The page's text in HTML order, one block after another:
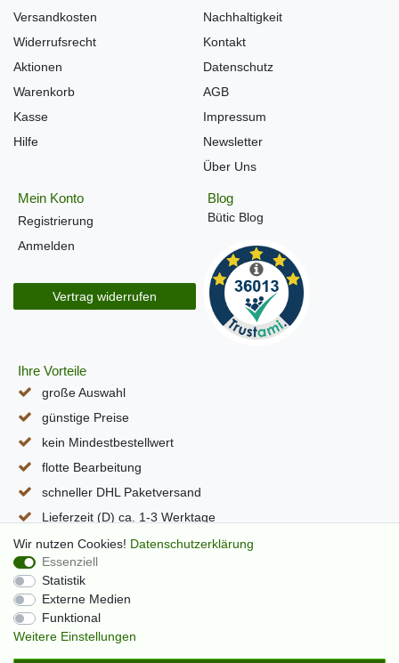
Versandkosten
Widerrufsrecht
Aktionen
Warenkorb
Kasse
Hilfe
Nachhaltigkeit
Kontakt
Datenschutz
AGB
Impressum
Newsletter
Über Uns
Mein Konto
Registrierung
Anmelden
Vertrag widerrufen
Blog
Bütic Blog
Ihre Vorteile
große Auswahl
günstige Preise
kein Mindestbestellwert
flotte Bearbeitung
schneller DHL Paketversand
Lieferzeit (D) ca. 1-3 Werktage
alle Seiten per SSL verschlüsselt
Wir nutzen Cookies! Daten­schutz­erklärung
Essenziell
Statistik
Externe Medien
Funktional
Weitere Einstellungen